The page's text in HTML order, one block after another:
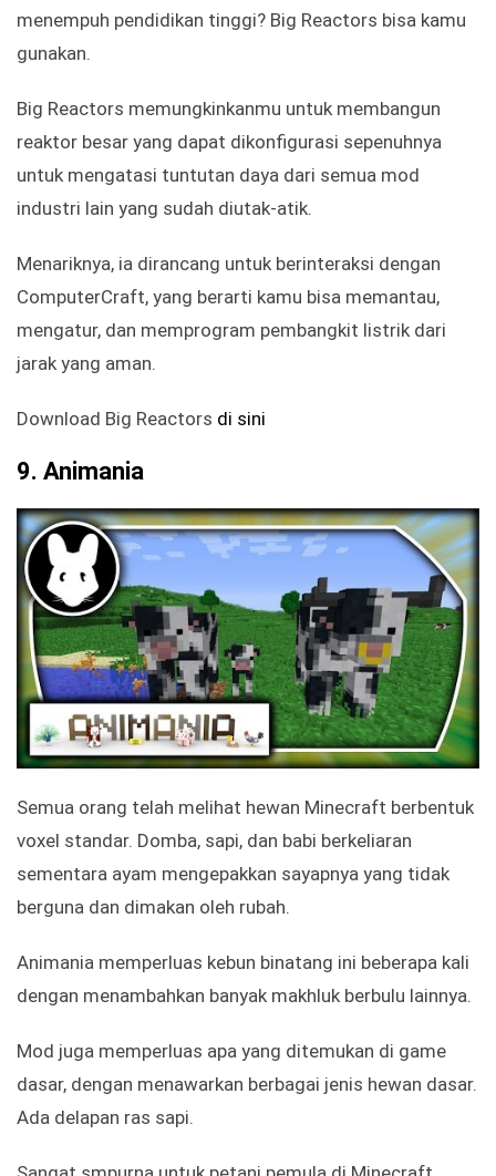
menempuh pendidikan tinggi? Big Reactors bisa kamu
gunakan.
Big Reactors memungkinkanmu untuk membangun
reaktor besar yang dapat dikonfigurasi sepenuhnya
untuk mengatasi tuntutan daya dari semua mod
industri lain yang sudah diutak-atik.
Menariknya, ia dirancang untuk berinteraksi dengan
ComputerCraft, yang berarti kamu bisa memantau,
mengatur, dan memprogram pembangkit listrik dari
jarak yang aman.
Download Big Reactors di sini
9. Animania
Semua orang telah melihat hewan Minecraft berbentuk
voxel standar. Domba, sapi, dan babi berkeliaran
sementara ayam mengepakkan sayapnya yang tidak
berguna dan dimakan oleh rubah.
Animania memperluas kebun binatang ini beberapa kali
dengan menambahkan banyak makhluk berbulu lainnya.
Mod juga memperluas apa yang ditemukan di game
dasar, dengan menawarkan berbagai jenis hewan dasar.
Ada delapan ras sapi.